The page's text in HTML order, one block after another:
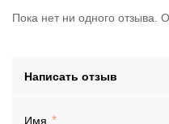
Пока нет ни одного отзыва.
Написать отзыв
Имя